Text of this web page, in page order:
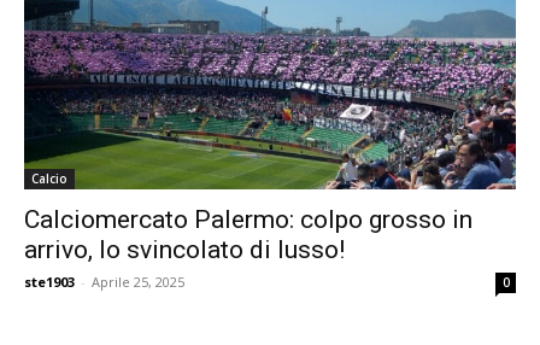
Calcio
Calciomercato Palermo: colpo grosso in
arrivo, lo svincolato di lusso!
ste1903 - Aprile 25, 2025 0